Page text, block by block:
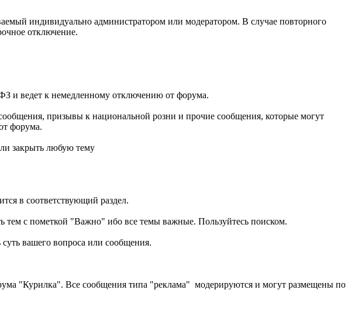
индивидуально администратором или модератором. В случае повторного
отключение.
и ведет к немедленному отключению от форума.
призывы к национальной розни и прочие сообщения, которые могут
форума.
закрыть любую тему
в соответствующий раздел.
тем с пометкой "Важно" ибо все темы важные. Пользуйтесь поиском.
вашего вопроса или сообщения.
"Курилка". Все сообщения типа "реклама" модерируются и могут размещены по